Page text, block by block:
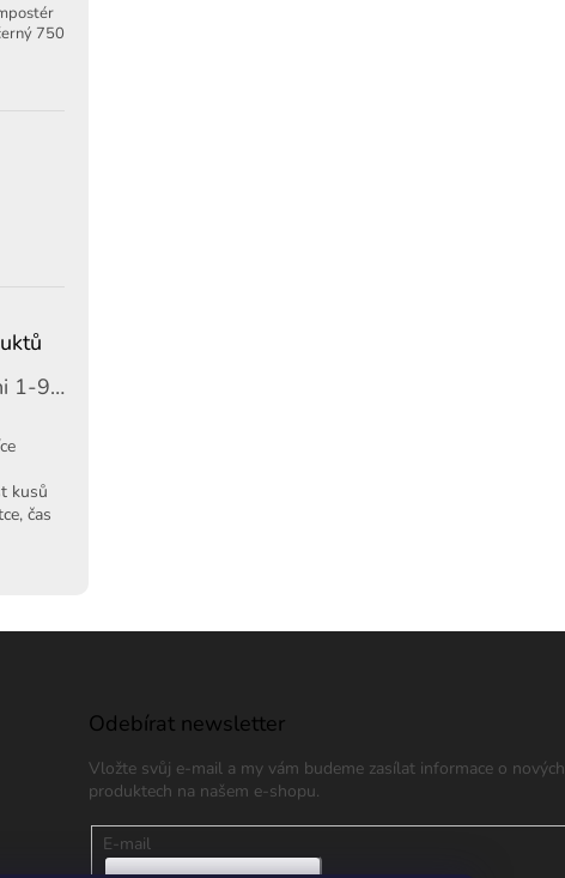
750
Organizér Sortmaster Juni 1-97-483
kusů
čas
Odebírat newsletter
Vložte svůj e-mail a my vám budeme zasílat informace o nových
produktech na našem e-shopu.
E-mail